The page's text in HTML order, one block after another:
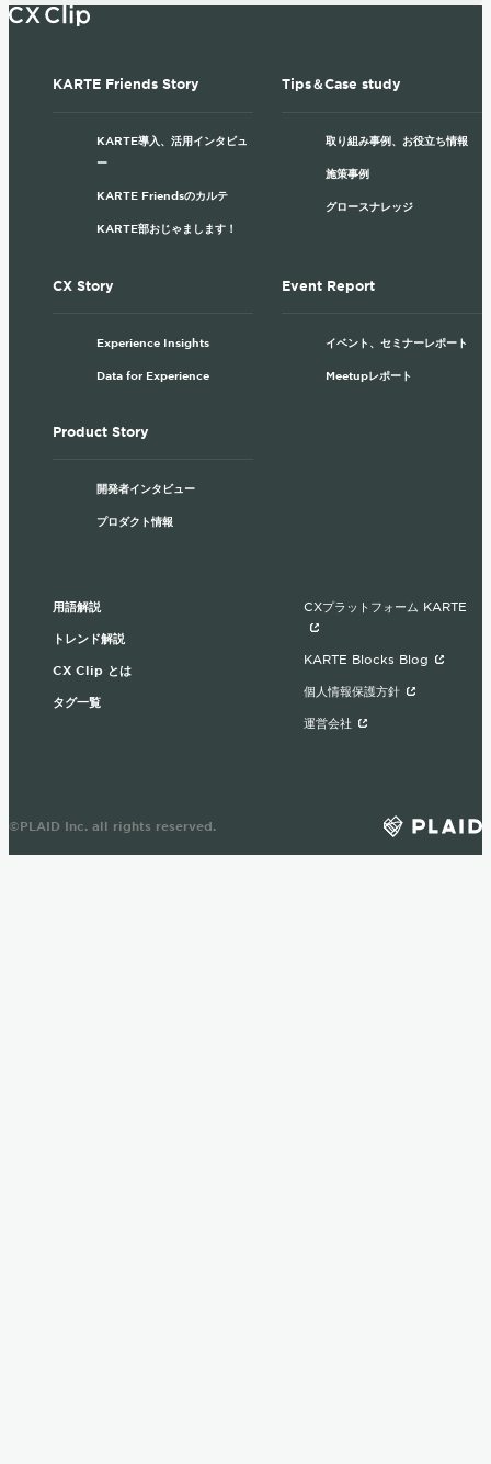
KARTE Friends Story
KARTE導入、活用インタビュ
ー
KARTE Friendsのカルテ
KARTE部おじゃまします！
Tips＆Case study
取り組み事例、お役立ち情報
施策事例
グロースナレッジ
CX Story
Experience Insights
Data for Experience
Event Report
イベント、セミナーレポート
Meetupレポート
Product Story
開発者インタビュー
プロダクト情報
用語解説
トレンド解説
CX Clip とは
タグ一覧
CXプラットフォーム KARTE
KARTE Blocks Blog
個人情報保護方針
運営会社
©PLAID Inc. all rights reserved.